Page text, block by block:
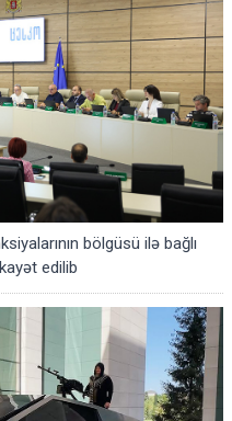
bölgüsü ilə bağlı
edilib